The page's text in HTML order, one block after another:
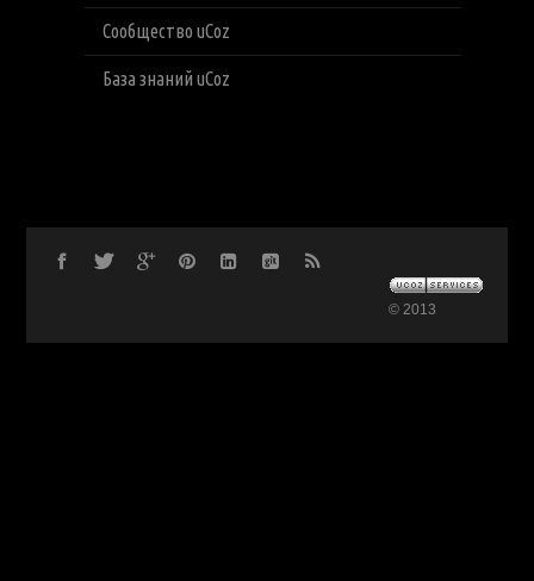
Сообщество uCoz
База знаний uCoz
© 2013